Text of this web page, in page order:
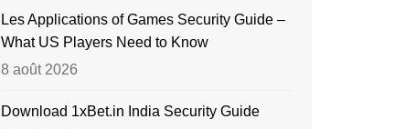
Les Applications of Games Security Guide –
What US Players Need to Know
8 août 2026
Download 1xBet.in India Security Guide